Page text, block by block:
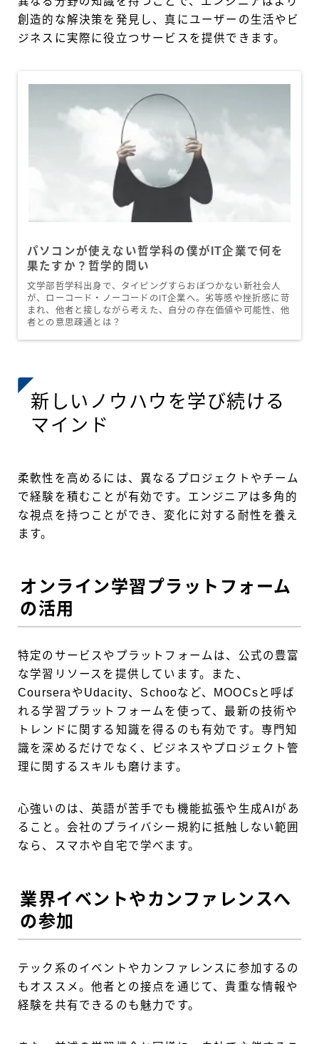
創造的な解決策を発見し、真にユーザーの生活やビ
ジネスに実際に役立つサービスを提供できます。
パソコンが使えない哲学科の僕がIT企業で何を
果たすか？哲学的問い
文学部哲学科出身で、タイピングすらおぼつかない新社会人
が、ローコード・ノーコードのIT企業へ。劣等感や挫折感に苛
まれ、他者と接しながら考えた、自分の存在価値や可能性、他
者との意思疎通とは？
新しいノウハウを学び続ける
マインド
柔軟性を高めるには、異なるプロジェクトやチーム
で経験を積むことが有効です。エンジニアは多角的
な視点を持つことができ、変化に対する耐性を養え
ます。
オンライン学習プラットフォーム
の活用
特定のサービスやプラットフォームは、公式の豊富
な学習リソースを提供しています。また、
CourseraやUdacity、Schooなど、MOOCsと呼ば
れる学習プラットフォームを使って、最新の技術や
トレンドに関する知識を得るのも有効です。専門知
識を深めるだけでなく、ビジネスやプロジェクト管
理に関するスキルも磨けます。
心強いのは、英語が苦手でも機能拡張や生成AIがあ
ること。会社のプライバシー規約に抵触しない範囲
なら、スマホや自宅で学べます。
業界イベントやカンファレンスへ
の参加
テック系のイベントやカンファレンスに参加するの
もオススメ。他者との接点を通じて、貴重な情報や
経験を共有できるのも魅力です。